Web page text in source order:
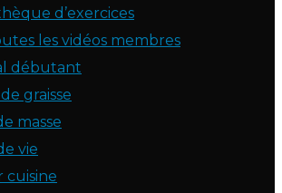
d’exercices
les vidéos membres
débutant
graisse
masse
vie
cuisine